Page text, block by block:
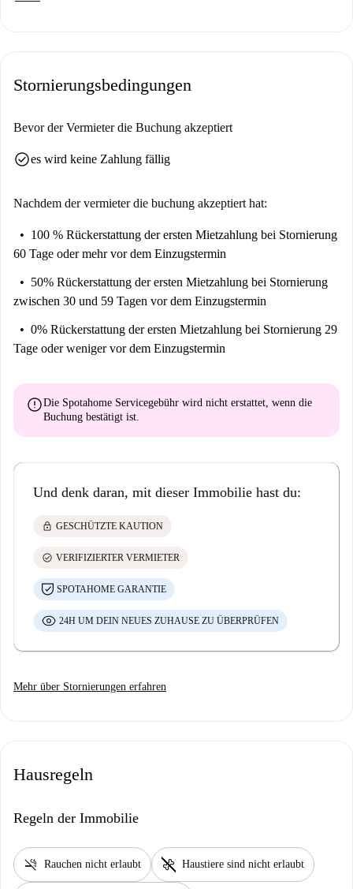
Stornierungsbedingungen
Bevor der Vermieter die Buchung akzeptiert
check_circlees wird keine Zahlung fällig
Nachdem der vermieter die buchung akzeptiert hat:
100 % Rückerstattung der ersten Mietzahlung bei Stornierung
60 Tage oder mehr vor dem Einzugstermin
50% Rückerstattung der ersten Mietzahlung bei Stornierung
zwischen 30 und 59 Tagen vor dem Einzugstermin
0% Rückerstattung der ersten Mietzahlung bei Stornierung 29
Tage oder weniger vor dem Einzugstermin
errorDie Spotahome Servicegebühr wird nicht erstattet , wenn die
Buchung bestätigt ist.
Und denk daran, mit dieser Immobilie hast du:
lock GESCHÜTZTE KAUTION
check_circle VERIFIZIERTER VERMIETER
SPOTAHOME GARANTIE
24H UM DEIN NEUES ZUHAUSE ZU ÜBERPRÜFEN
Mehr über Stornierungen erfahren
Hausregeln
Regeln der Immobilie
smoke_free Rauchen nicht erlaubt pet_supplies Haustiere sind nicht erlaubt